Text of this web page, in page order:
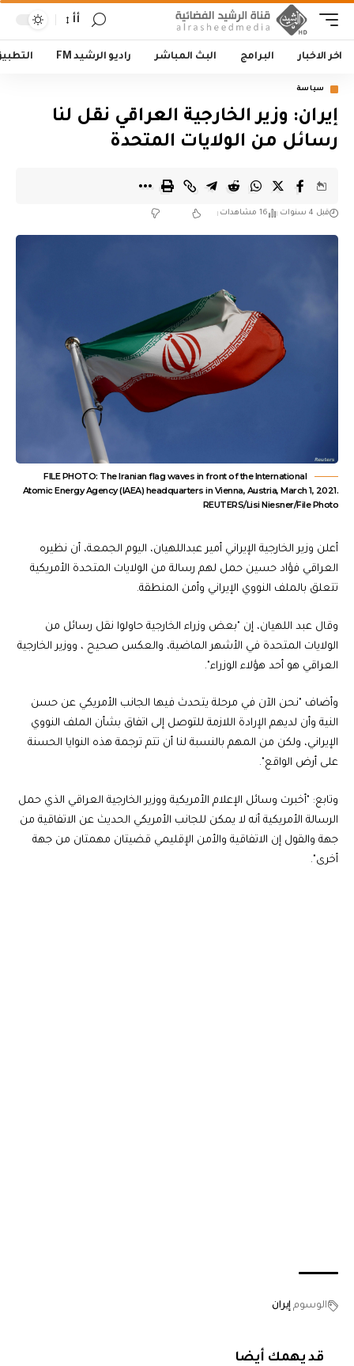
أأ
اخر الاخبار البرامج البث المباشر راديو الرشيد FM
سياسة
إيران: وزير الخارجية العراقي نقل لنا
رسائل من الولايات المتحدة
قبل 4 سنوات 16 مشاهدات
FILE PHOTO: The Iranian flag waves in front of the International
Atomic Energy Agency (IAEA) headquarters in Vienna, Austria, March 1, 2021.
REUTERS/Lisi Niesner/File Photo
أعلن وزير الخارجية الإيراني أمير عبداللهيان، اليوم الجمعة، أن نظيره
العراقي فؤاد حسين حمل لهم رسالة من الولايات المتحدة الأمريكية
تتعلق بالملف النووي الإيراني وأمن المنطقة.
وقال عبد اللهيان، إن "بعض وزراء الخارجية حاولوا نقل رسائل من
الولايات المتحدة في الأشهر الماضية، والعكس صحيح ، ووزير الخارجية
العراقي هو أحد هؤلاء الوزراء".
وأضاف "نحن الآن في مرحلة يتحدث فيها الجانب الأمريكي عن حسن
النية وأن لديهم الإرادة اللازمة للتوصل إلى اتفاق بشأن الملف النووي
الإيراني، ولكن من المهم بالنسبة لنا أن تتم ترجمة هذه النوايا الحسنة
على أرض الواقع".
وتابع: "أخبرت وسائل الإعلام الأمريكية ووزير الخارجية العراقي الذي حمل
الرسالة الأمريكية أنه لا يمكن للجانب الأمريكي الحديث عن الاتفاقية من
جهة والقول إن الاتفاقية والأمن الإقليمي قضيتان مهمتان من جهة
أخرى".
الوسوم إيران
قد يهمك أيضا